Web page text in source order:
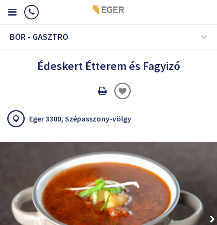
BOR - GASZTRO
Édeskert Étterem és Fagyizó
Oldal
Eger 3300, Szépasszony-völgy